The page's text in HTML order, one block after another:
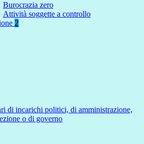
Burocrazia zero
Attività soggette a controllo
2
di incarichi politici, di amministrazione,
o di governo